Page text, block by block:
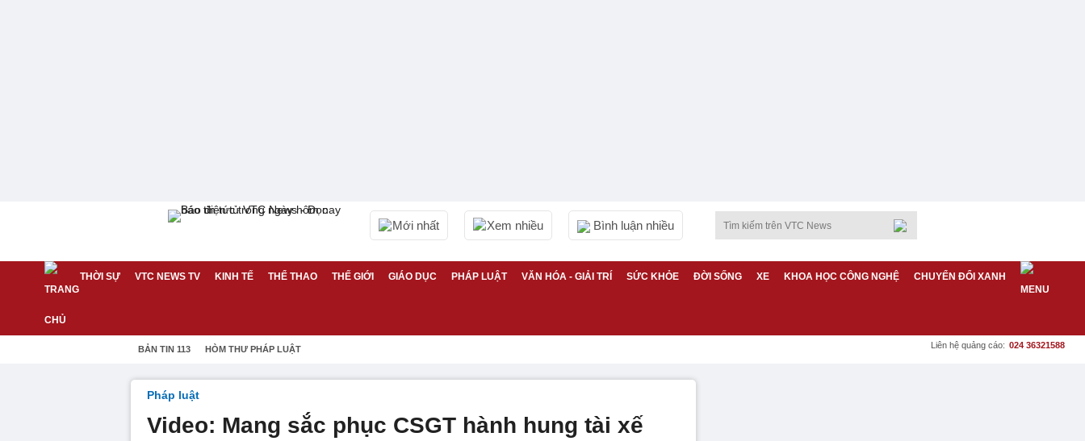
Mới nhất Xem nhiều Bình luận nhiều
THỜI SỰ VTC NEWS TV KINH TẾ THỂ THAO THẾ GIỚI GIÁO DỤC PHÁP LUẬT VĂN HÓA - GIẢI TRÍ SỨC KHỎE ĐỜI SỐNG XE KHOA HỌC CÔNG NGHỆ CHUYỂN ĐỔI XANH
BẢN TIN 113 HÒM THƯ PHÁP LUẬT Liên hệ quảng cáo: 024 36321588
Pháp luật
Video: Mang sắc phục CSGT hành hung tài xế